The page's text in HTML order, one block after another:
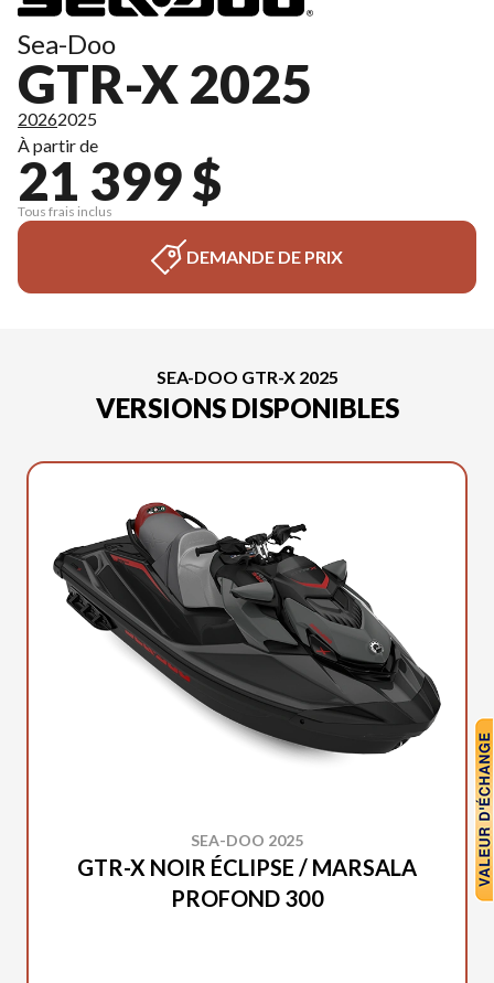
Sea-Doo
GTR-X 2025
20262025
À partir de
21 399 $
Tous frais inclus
DEMANDE DE PRIX
SEA-DOO GTR-X 2025
VERSIONS DISPONIBLES
SEA-DOO 2025
GTR-X NOIR ÉCLIPSE / MARSALA
PROFOND 300